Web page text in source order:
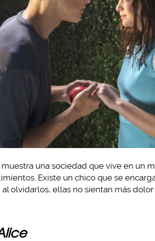
muestra una sociedad que vive en un
Existe un chico que se
al olvidarlos, ellas no sientan más